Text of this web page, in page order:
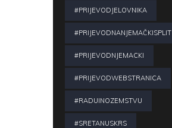
#PRIJEVODJELOVNIKA
#PRIJEVODNANJEMAČKISPLIT
#PRIJEVODNJEMACKI
#PRIJEVODWEBSTRANICA
#RADUINOZEMSTVU
#SRETANUSKRS